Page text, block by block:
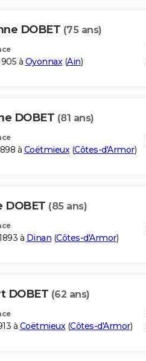
DOBET (75 ans)
à Oyonnax(Ain)
DOBET (81 ans)
à Coëtmieux(Côtes-d'Armor)
DOBET (85 ans)
à Dinan (Côtes-d'Armor)
DOBET (62 ans)
à Coëtmieux(Côtes-d'Armor)